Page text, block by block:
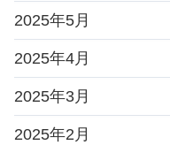
2025年5月
2025年4月
2025年3月
2025年2月